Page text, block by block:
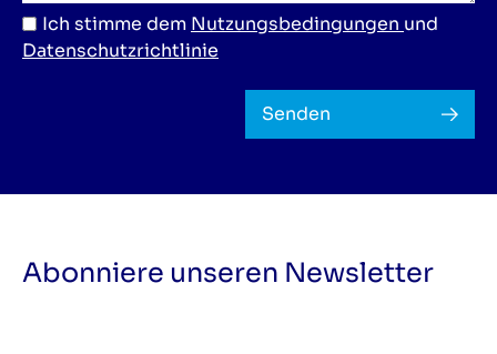
Ich stimme dem Nutzungsbedingungen und
Datenschutzrichtlinie
Senden
Abonniere unseren Newsletter